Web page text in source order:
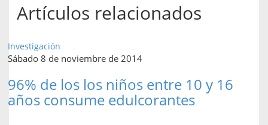
Artículos relacionados
Investigación
Sábado 8 de noviembre de 2014
96% de los los niños entre 10 y 16
años consume edulcorantes